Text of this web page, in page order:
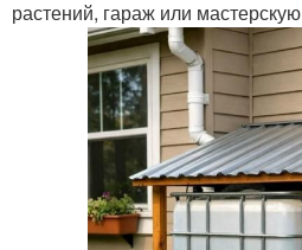
растений, гараж или мастерскую